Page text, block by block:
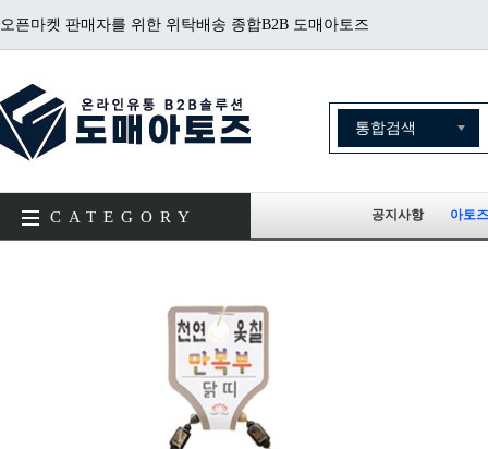
오픈마켓 판매자를 위한 위탁배송 종합B2B 도매아토즈
CATEGORY 공지사항 아토